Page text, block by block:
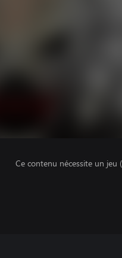
Ce contenu nécessite un jeu